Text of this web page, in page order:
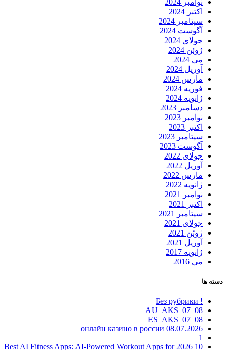
اکتبر 2024
سپتامبر 2024
آگوست 2024
جولای 2024
ژوئن 2024
می 2024
آوریل 2024
مارس 2024
فوریه 2024
ژانویه 2024
دسامبر 2023
نوامبر 2023
اکتبر 2023
سپتامبر 2023
آگوست 2023
جولای 2022
آوریل 2022
مارس 2022
ژانویه 2022
نوامبر 2021
اکتبر 2021
سپتامبر 2021
جولای 2021
ژوئن 2021
آوریل 2021
ژانویه 2017
می 2016
دسته ها
! Без рубрики
08_07_AU_AKS
08_07_ES_AKS
08.07.2026 онлайн казино в россии
1
10 Best AI Fitness Apps: AI-Powered Workout Apps for 2026